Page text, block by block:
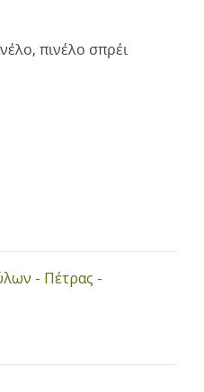
πινέλο σπρέι
- Πέτρας -